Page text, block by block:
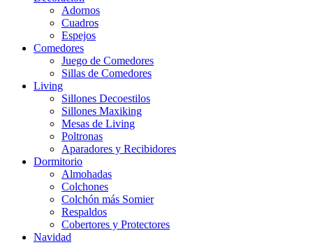
Adornos
Cuadros
Espejos
Comedores
Juego de Comedores
Sillas de Comedores
Living
Sillones Decoestilos
Sillones Maxiking
Mesas de Living
Poltronas
Aparadores y Recibidores
Dormitorio
Almohadas
Colchones
Colchón más Somier
Respaldos
Cobertores y Protectores
Navidad